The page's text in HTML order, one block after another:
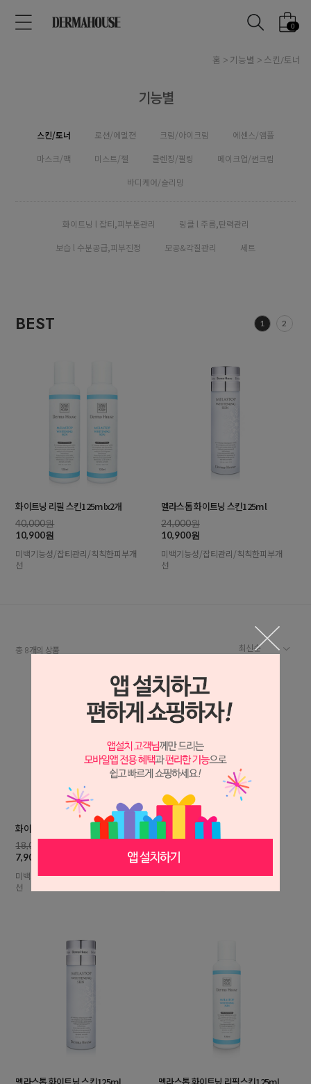
0
홈 기능별 스킨/토너
기능별
스킨/토너 로션/에멀젼 크림/아이크림
에센스/앰플
마스크/팩
미스트/젤 클렌징/필링
메이크업/썬크림
바디케어/슬리밍
화이트닝 l 잡티,피부톤관리
링클 l 주름,탄력관리
보습 l 수분공급,피부진정
모공&각질관리 세트
BEST 1 2
화이트닝 리필 스킨125mlx2개
40,000원
10,900원
미백기능성/잡티관리/칙칙한피부개
선
멜라스톱 화이트닝 스킨125ml
24,000원
10,900원
미백기능성/잡티관리/칙칙한피부개
선
총 8개의 상품
화이트닝 리필 스킨125ml
18,000원
7,900원
미백기능성/잡티관리/칙칙한피부개
선
화이트닝 리필 스킨125mlx2개
10,900원
미백기능성/잡티관리/칙칙한피부개
멜라스톱 화이트닝 스킨125ml 멜라스톱 화이트닝 리필스킨125ml